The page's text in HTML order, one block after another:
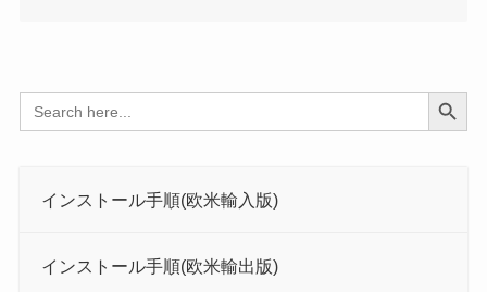
Search
for:
Search Button
インストール手順(欧米輸入版)
インストール手順(欧米輸出版)